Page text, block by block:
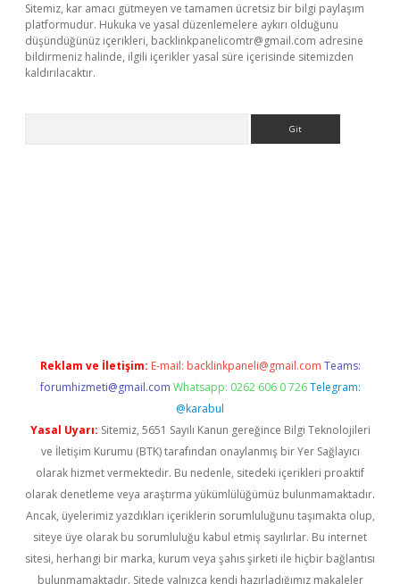
Sitemiz, kar amacı gütmeyen ve tamamen ücretsiz bir bilgi paylaşım
platformudur. Hukuka ve yasal düzenlemelere aykırı olduğunu
düşündüğünüz içerikleri, backlinkpanelicomtr@gmail.com adresine
bildirmeniz halinde, ilgili içerikler yasal süre içerisinde sitemizden
kaldırılacaktır.
Reklam ve İletişim: E-mail: backlinkpaneli@gmail.com Teams:
forumhizmeti@gmail.com Whatsapp: 0262 606 0 726 Telegram:
@karabul
Yasal Uyarı: Sitemiz, 5651 Sayılı Kanun gereğince Bilgi Teknolojileri
ve İletişim Kurumu (BTK) tarafından onaylanmış bir Yer Sağlayıcı
olarak hizmet vermektedir. Bu nedenle, sitedeki içerikleri proaktif
olarak denetleme veya araştırma yükümlülüğümüz bulunmamaktadır.
Ancak, üyelerimiz yazdıkları içeriklerin sorumluluğunu taşımakta olup,
siteye üye olarak bu sorumluluğu kabul etmiş sayılırlar. Bu internet
sitesi, herhangi bir marka, kurum veya şahıs şirketi ile hiçbir bağlantısı
bulunmamaktadır. Sitede yalnızca kendi hazırladığımız makaleler